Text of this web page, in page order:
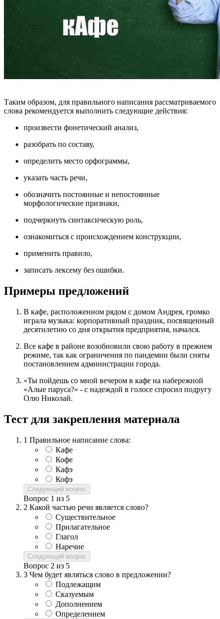
Таким образом, для правильного написания рассматриваемого
слова рекомендуется выполнить следующие действия:
произвести фонетический анализ,
разобрать по составу,
определить место орфограммы,
указать часть речи,
обозначить постоянные и непостоянные
морфологические признаки,
подчеркнуть синтаксическую роль,
ознакомиться с происхождением конструкции,
применить правило,
записать лексему без ошибки.
Примеры предложений
В кафе, расположенном рядом с домом Андрея, громко
играла музыка: корпоративный праздник, посвященный
десятилетию со дня открытия предприятия, начался.
Все кафе в районе возобновили свою работу в прежнем
режиме, так как ограничения по пандемии были сняты
постановлением администрации города.
«Ты пойдешь со мной вечером в кафе на набережной
«Алые паруса?» - с надеждой в голосе спросил подругу
Олю Николай.
Тест для закрепления материала
1 Правильное написание слова:
Кафе
Кофе
Кафэ
Кофэ
Следующий вопрос
Вопрос 1 из 5
2 Какой частью речи является слово?
Существительное
Прилагательное
Глагол
Наречие
Следующий вопрос
Вопрос 2 из 5
3 Чем будет являться слово в предложении?
Подлежащим
Сказуемым
Дополнением
Определением